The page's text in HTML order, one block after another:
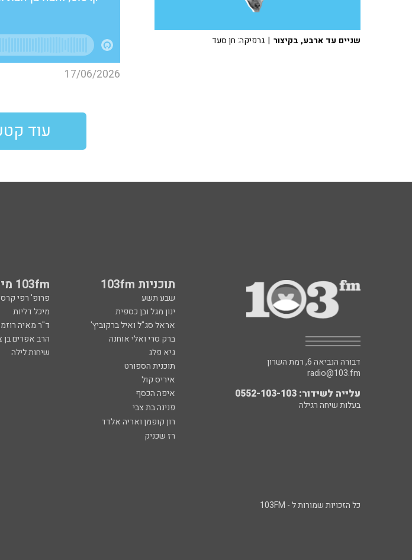
17/06/2026
שניים עד ארבע, בקיצור | גרפיקה: חן סעד
עוד
תוכניות 103fm 103fm מייעצים
שבע תשע פרופ' רפי
ינון מגל ובן כספית
מיכל דליות
אראל סג"ל ואיל ברקוביץ'
ד"ר מאיה
ברק סרי ואלי אוחנה
הרב אפרים בן
גיא פלג
שיחות לילה
תוכנית הספורט
איריס קול
איפה הכסף
פנינה בת צבי
רון קופמן ואריה אלדד
רז שכניק
דבורה הנביאה 6, רמת השרון
radio@103.fm
עלייה לשידור: 0552-103-103
בעלות שיחה רגילה
כל הזכויות שמורות ל - 103FM